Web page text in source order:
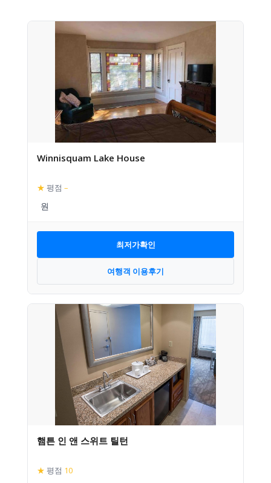
Winnisquam Lake House
★ 평점 –
최저가확인
여행객 이용후기
햄튼 인 앤 스위트 틸턴
★ 평점 10